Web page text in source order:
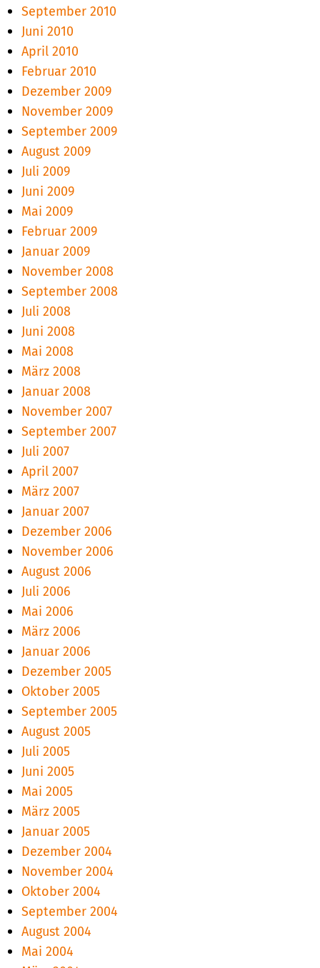
September 2010
Juni 2010
April 2010
Februar 2010
Dezember 2009
November 2009
September 2009
August 2009
Juli 2009
Juni 2009
Mai 2009
Februar 2009
Januar 2009
November 2008
September 2008
Juli 2008
Juni 2008
Mai 2008
März 2008
Januar 2008
November 2007
September 2007
Juli 2007
April 2007
März 2007
Januar 2007
Dezember 2006
November 2006
August 2006
Juli 2006
Mai 2006
März 2006
Januar 2006
Dezember 2005
Oktober 2005
September 2005
August 2005
Juli 2005
Juni 2005
Mai 2005
März 2005
Januar 2005
Dezember 2004
November 2004
Oktober 2004
September 2004
August 2004
Mai 2004